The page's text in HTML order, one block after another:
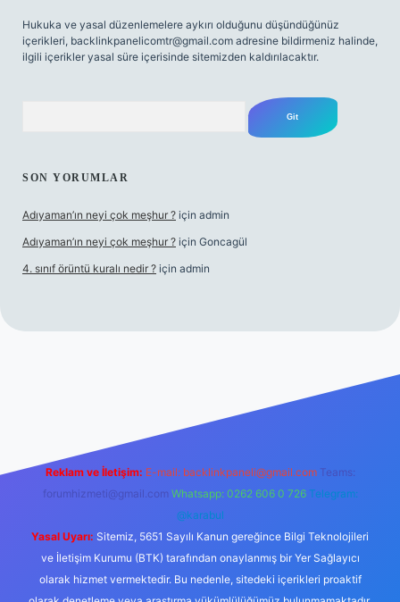
Hukuka ve yasal düzenlemelere aykırı olduğunu düşündüğünüz
içerikleri, backlinkpanelicomtr@gmail.com adresine bildirmeniz halinde,
ilgili içerikler yasal süre içerisinde sitemizden kaldırılacaktır.
SON YORUMLAR
Adıyaman’ın neyi çok meşhur ? için admin
Adıyaman’ın neyi çok meşhur ? için Goncagül
4. sınıf örüntü kuralı nedir ? için admin
Reklam ve İletişim: E-mail: backlinkpaneli@gmail.com Teams:
forumhizmeti@gmail.com Whatsapp: 0262 606 0 726 Telegram:
@karabul
Yasal Uyarı: Sitemiz, 5651 Sayılı Kanun gereğince Bilgi Teknolojileri
ve İletişim Kurumu (BTK) tarafından onaylanmış bir Yer Sağlayıcı
olarak hizmet vermektedir. Bu nedenle, sitedeki içerikleri proaktif